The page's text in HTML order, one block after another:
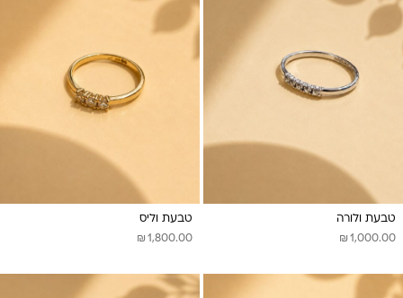
טבעת ולורה
₪ 1,000.00
טבעת וליס
₪ 1,800.00